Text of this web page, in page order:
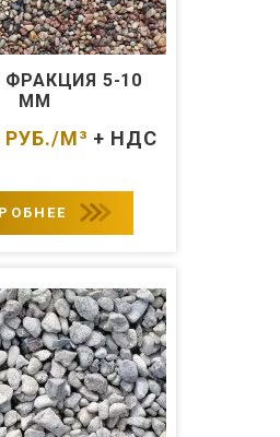
ФРАКЦИЯ 5-10
ММ
РУБ./М³ + НДС